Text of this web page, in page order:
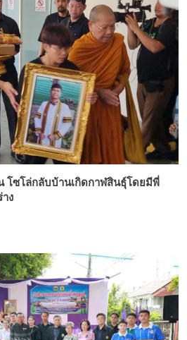
โซโล่กลับบ้านเกิดกาฬสินธุ์โดยมีพี่
ง